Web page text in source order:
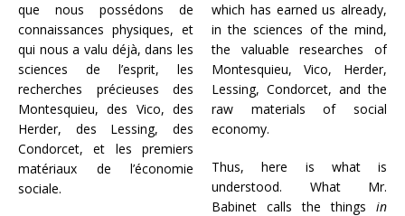
que nous possédons de
connaissances physiques, et
qui nous a valu déjà, dans les
sciences de l’esprit, les
recherches précieuses des
Montesquieu, des Vico, des
Herder, des Lessing, des
Condorcet, et les premiers
matériaux de l’économie
sociale.
which has earned us already,
in the sciences of the mind,
the valuable researches of
Montesquieu, Vico, Herder,
Lessing, Condorcet, and the
raw materials of social
economy.
Thus, here is what is
understood. What Mr.
Babinet calls the things in